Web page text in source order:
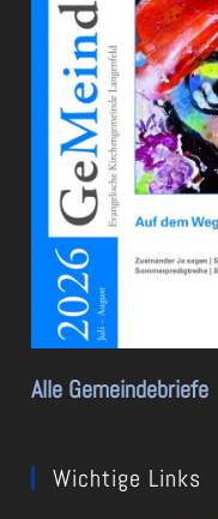
Alle Gemeindebriefe
Wichtige Links